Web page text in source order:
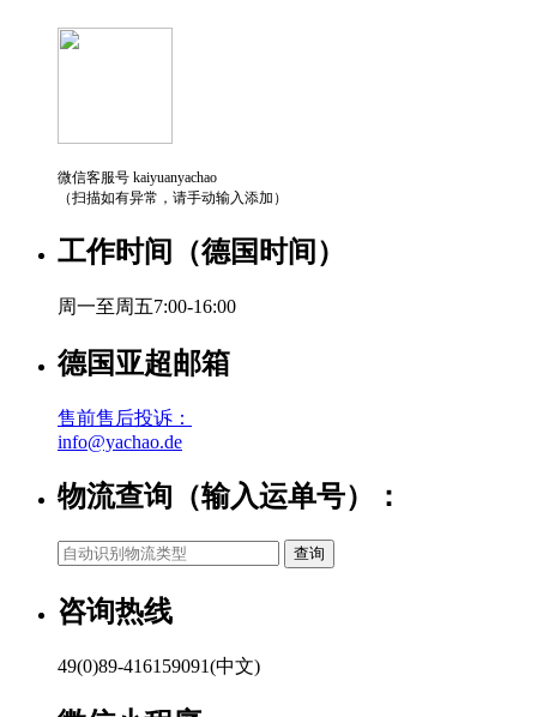
微信客服号 kaiyuanyachao
（扫描如有异常，请手动输入添加）
工作时间（德国时间）
周一至周五7:00-16:00
德国亚超邮箱
售前售后投诉：
info@yachao.de
物流查询（输入运单号）：
咨询热线
49(0)89-416159091(中文)